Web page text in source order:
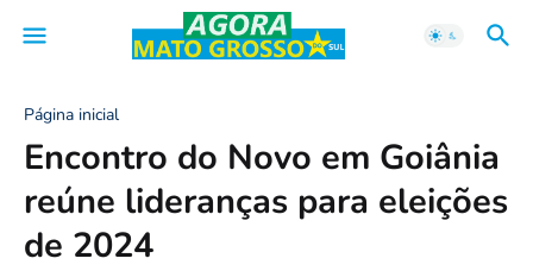
Página inicial
Encontro do Novo em Goiânia
reúne lideranças para eleições
de 2024